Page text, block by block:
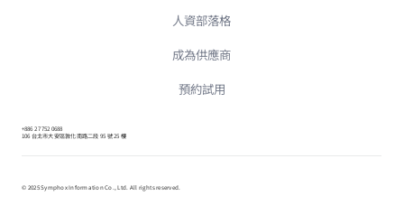
+886 2 7752 0688
106 台北市大安區敦化南路二段 95 號 25 樓
人資部落格
成為供應商
預約試用
© 2025 Symphox Information Co., Ltd. All rights reserved.